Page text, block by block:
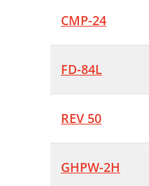
CMP-24
FD-84L
REV 50
GHPW-2H